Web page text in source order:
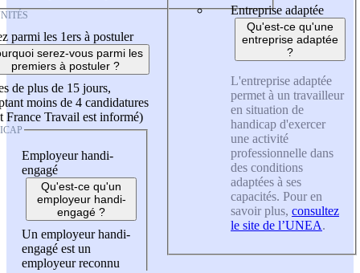
parmi les 1ers à postuler
serez-vous parmi les
premiers à postuler ?
de plus de 15 jours,
moins de 4 candidatures
France Travail est informé)
Employeur handi-
engagé
Qu'est-ce qu'un
employeur handi-
engagé ?
Un employeur handi-
engagé est un
employeur reconnu
Entreprise adaptée
Qu'est-ce qu'une
entreprise adaptée
?
L'entreprise adaptée
permet à un travailleur
en situation de
handicap d'exercer
une activité
professionnelle dans
des conditions
adaptées à ses
capacités. Pour en
savoir plus, consultez
le site de l’UNEA.